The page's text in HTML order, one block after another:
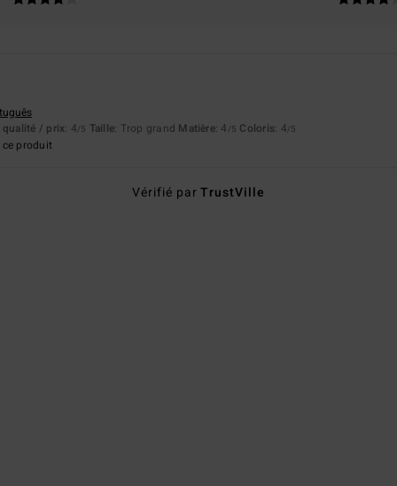
qualité / prix: 4/5 Taille: Trop grand Matière: 4 /5 Coloris: 4/5
produit
Vérifié parTrustVille